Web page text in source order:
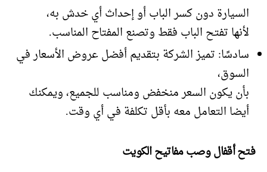
السيارة دون كسر الباب أو إحداث أي خدش به،
لأنها تفتح الباب فقط وتصنع المفتاح المناسب.
سادسًا: تميز الشركة بتقديم أفضل عروض الأسعار في
السوق،
بأن يكون السعر منخفض ومناسب للجميع، ويمكنك
أيضا التعامل معه بأقل تكلفة في أي وقت.
فتح أقفال وصب مفاتيح الكويت